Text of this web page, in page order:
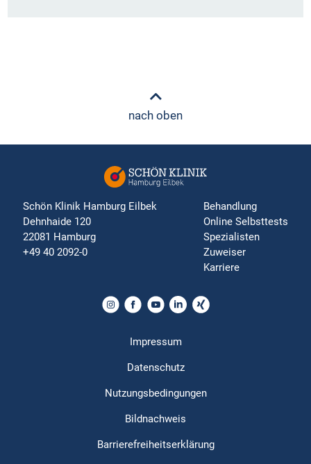
nach oben
Schön Klinik Hamburg Eilbek
Dehnhaide 120
22081 Hamburg
+49 40 2092-0
Behandlung
Online Selbsttests
Spezialisten
Zuweiser
Karriere
Impressum
Datenschutz
Nutzungsbedingungen
Bildnachweis
Barrierefreiheitserklärung